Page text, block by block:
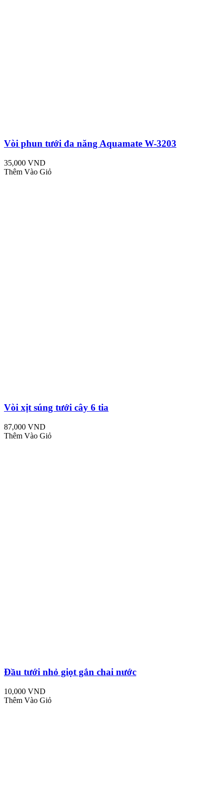
Vòi phun tưới đa năng Aquamate W-3203
35,000 VND
Thêm Vào Giỏ
Vòi xịt súng tưới cây 6 tia
87,000 VND
Thêm Vào Giỏ
Đầu tưới nhỏ giọt gắn chai nước
10,000 VND
Thêm Vào Giỏ